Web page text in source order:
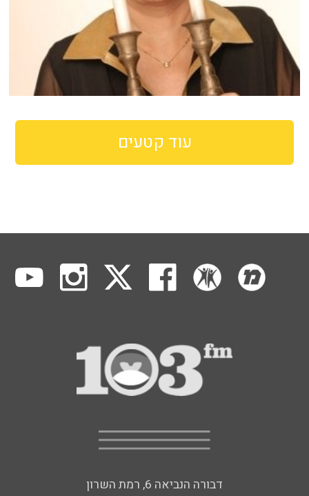
עוד קטעים
דבורה הנביאה 6, רמת השרון